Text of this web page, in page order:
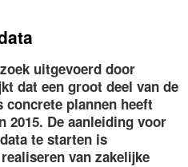
uitgevoerd door
dat een groot deel van de
concrete plannen heeft
2015. De aanleiding voor
te starten is
van zakelijke